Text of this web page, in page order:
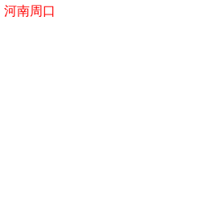
河南周口